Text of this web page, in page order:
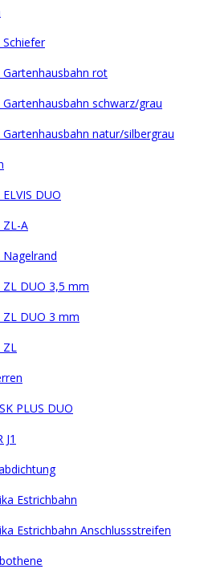
Schiefer
Gartenhausbahn rot
Gartenhausbahn schwarz/grau
Gartenhausbahn natur/silbergrau
ELVIS DUO
ZL-A
Nagelrand
ZL DUO 3,5 mm
ZL DUO 3 mm
ZL
PLUS DUO
J1
Estrichbahn
Estrichbahn Anschlussstreifen